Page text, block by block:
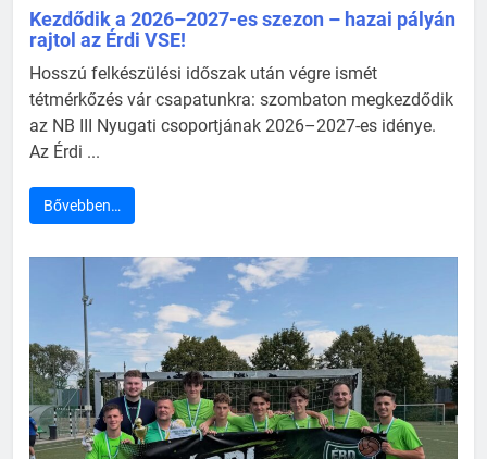
Kezdődik a 2026–2027-es szezon – hazai pályán
rajtol az Érdi VSE!
Hosszú felkészülési időszak után végre ismét
tétmérkőzés vár csapatunkra: szombaton megkezdődik
az NB III Nyugati csoportjának 2026–2027-es idénye.
Az Érdi ...
Bővebben…